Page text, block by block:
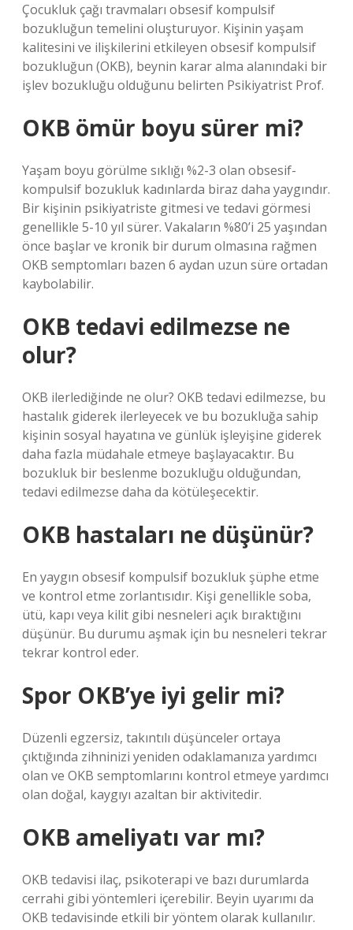
Çocukluk çağı travmaları obsesif kompulsif
bozukluğun temelini oluşturuyor. Kişinin yaşam
kalitesini ve ilişkilerini etkileyen obsesif kompulsif
bozukluğun (OKB), beynin karar alma alanındaki bir
işlev bozukluğu olduğunu belirten Psikiyatrist Prof.
OKB ömür boyu sürer mi?
Yaşam boyu görülme sıklığı %2-3 olan obsesif-
kompulsif bozukluk kadınlarda biraz daha yaygındır.
Bir kişinin psikiyatriste gitmesi ve tedavi görmesi
genellikle 5-10 yıl sürer. Vakaların %80’i 25 yaşından
önce başlar ve kronik bir durum olmasına rağmen
OKB semptomları bazen 6 aydan uzun süre ortadan
kaybolabilir.
OKB tedavi edilmezse ne
olur?
OKB ilerlediğinde ne olur? OKB tedavi edilmezse, bu
hastalık giderek ilerleyecek ve bu bozukluğa sahip
kişinin sosyal hayatına ve günlük işleyişine giderek
daha fazla müdahale etmeye başlayacaktır. Bu
bozukluk bir beslenme bozukluğu olduğundan,
tedavi edilmezse daha da kötüleşecektir.
OKB hastaları ne düşünür?
En yaygın obsesif kompulsif bozukluk şüphe etme
ve kontrol etme zorlantısıdır. Kişi genellikle soba,
ütü, kapı veya kilit gibi nesneleri açık bıraktığını
düşünür. Bu durumu aşmak için bu nesneleri tekrar
tekrar kontrol eder.
Spor OKB’ye iyi gelir mi?
Düzenli egzersiz, takıntılı düşünceler ortaya
çıktığında zihninizi yeniden odaklamanıza yardımcı
olan ve OKB semptomlarını kontrol etmeye yardımcı
olan doğal, kaygıyı azaltan bir aktivitedir.
OKB ameliyatı var mı?
OKB tedavisi ilaç, psikoterapi ve bazı durumlarda
cerrahi gibi yöntemleri içerebilir. Beyin uyarımı da
OKB tedavisinde etkili bir yöntem olarak kullanılır.